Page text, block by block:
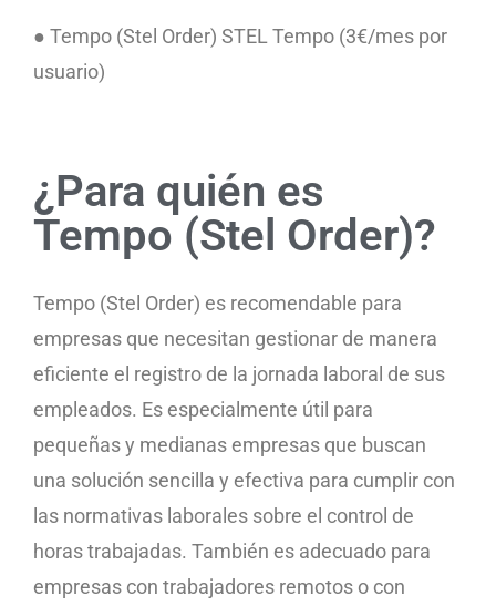
● Tempo (Stel Order) STEL Tempo (3€/mes por
usuario)
¿Para quién es
Tempo (Stel Order)?
Tempo (Stel Order) es recomendable para
empresas que necesitan gestionar de manera
eficiente el registro de la jornada laboral de sus
empleados. Es especialmente útil para
pequeñas y medianas empresas que buscan
una solución sencilla y efectiva para cumplir con
las normativas laborales sobre el control de
horas trabajadas. También es adecuado para
empresas con trabajadores remotos o con